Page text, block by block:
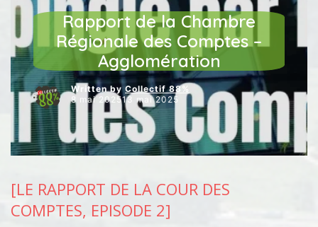
Rapport de la Chambre
Régionale des Comptes –
Agglomération
Written by Collectif 88%
8 mai 202513 mai 2025
[LE RAPPORT DE LA COUR DES
COMPTES, EPISODE 2]